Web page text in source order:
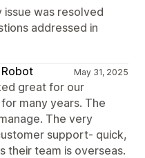
issue was resolved
addressed in
Robot
May 31, 2025
great for our
many years. The
The very
support- quick,
their team is overseas.